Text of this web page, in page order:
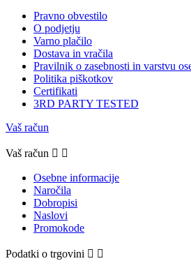
Pravno obvestilo
O podjetju
Varno plačilo
Dostava in vračila
Pravilnik o zasebnosti in varstvu
Politika piškotkov
Certifikati
3RD PARTY TESTED
Vaš račun
Vaš račun  
Osebne informacije
Naročila
Dobropisi
Naslovi
Promokode
Podatki o trgovini  